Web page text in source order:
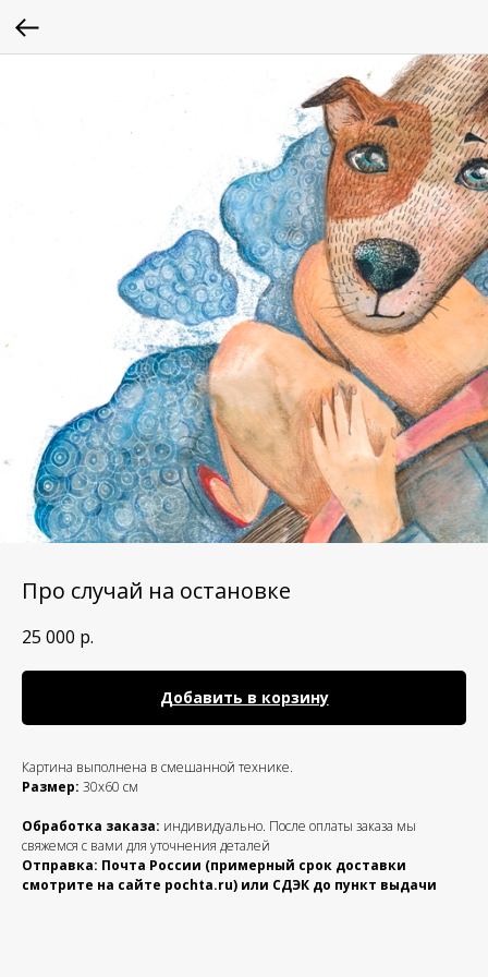
Про случай на остановке
25 000 р.
Добавить в корзину
Картина выполнена в смешанной технике.
Размер: 30х60 см
Обработка заказа: индивидуально. После оплаты заказа мы
свяжемся с вами для уточнения деталей
Отправка: Почта России (примерный срок доставки
смотрите на сайте pochta.ru) или СДЭК до пункт выдачи